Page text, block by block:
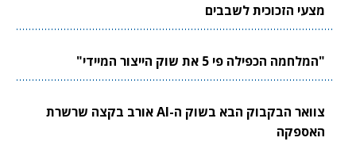
מצעי הזכוכית לשבבים
"המלחמה הכפילה פי 5 את שוק הייצור המיידי"
צוואר הבקבוק הבא בשוק ה-AI אורב בקצה שרשרת
האספקה